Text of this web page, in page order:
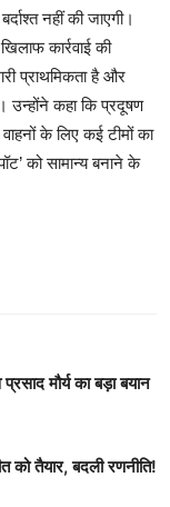
नहीं की जाएगी।
कार्रवाई की
प्राथमिकता है और
उन्होंने कहा कि प्रदूषण
के लिए कई टीमों का
को सामान्य बनाने के
मौर्य का बड़ा बयान
को तैयार, बदली रणनीति!